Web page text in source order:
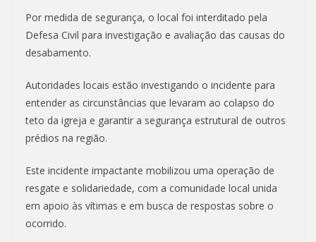
Por medida de segurança, o local foi interditado pela
Defesa Civil para investigação e avaliação das causas do
desabamento.
Autoridades locais estão investigando o incidente para
entender as circunstâncias que levaram ao colapso do
teto da igreja e garantir a segurança estrutural de outros
prédios na região.
Este incidente impactante mobilizou uma operação de
resgate e solidariedade, com a comunidade local unida
em apoio às vítimas e em busca de respostas sobre o
ocorrido.